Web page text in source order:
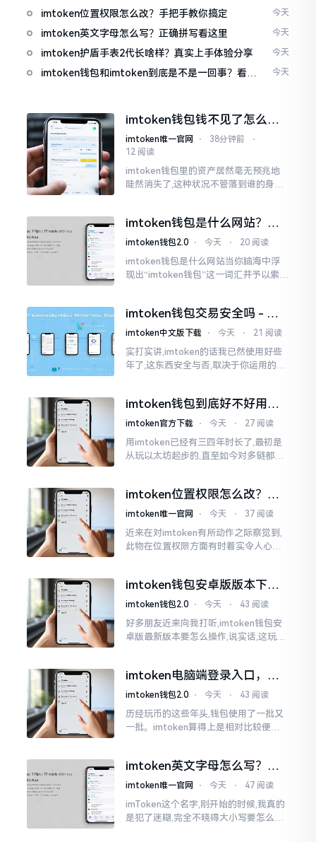
教你找回
imtoken位置权限怎么改？手把手教你搞定 今天
imtoken英文字母怎么写？正确拼写看这里 今天
imtoken护盾手表2代长啥样？真实上手体验分享 今天
imtoken钱包和imtoken到底是不是一回事？看完
今天
imtoken钱包钱不见了怎么
办？老用户手把手教你找回
imtoken唯一官网 ⋅ 38分钟前
⋅
12 阅读
imtoken钱包里的资产居然毫无预兆地
陡然消失了,这种状况不管落到谁的身上,
打开钱包查看时
imtoken钱包是什么网站？一
文说清楚这玩意
imtoken钱包2.0 ⋅ 今天 ⋅ 20 阅读
imtoken钱包是什么网站当你脑海中浮
现出“imtoken钱包”这一词汇并予以索求
我也曾短暂错愕
imtoken钱包交易安全吗 - 老
用户的一些心里话
imtoken中文版下载 ⋅ 今天 ⋅ 21 阅读
实打实讲,imtoken的话我已然使用好些
年了,这东西安全与否,取决于你运用的方
睹过非常多的人
imtoken钱包到底好不好用？
老玩家说说真实体验
imtoken官方下载 ⋅ 今天 ⋅ 27 阅读
用imtoken已经有三四年时长了,最初是
从玩以太坊起步的,直至如今对多链都有
imtoken位置权限怎么改？手
把手教你搞定
imtoken唯一官网 ⋅ 今天 ⋅ 37 阅读
近来在对imtoken有所动作之际察觉到,
此物在位置权限方面有时着实令人心生
的模样
imtoken钱包安卓版版本下载
安装教程
imtoken钱包2.0 ⋅ 今天 ⋅ 43 阅读
好多朋友近来向我打听,imtoken钱包安
卓版最新版本要怎么操作,说实话,这玩意
0版本
imtoken电脑端登录入口，地
址在这里
imtoken钱包2.0 ⋅ 今天 ⋅ 43 阅读
历经玩币的这些年头,钱包使用了一批又
一批。imtoken算得上是相对比较便于
就得去寻觅电脑端的入口。
imtoken英文字母怎么写？正
确拼写看这里
imtoken唯一官网 ⋅ 今天 ⋅ 47 阅读
imToken这个名字,刚开始的时候,我真的
是犯了迷糊,完全不晓得大小写要怎么去